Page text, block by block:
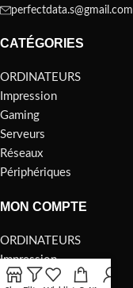
perfectdata.s@gmail.com
CATÉGORIES
ORDINATEURS
Impression
Gaming
Serveurs
Réseaux
Périphériques
MON COMPTE
ORDINATEURS
Impression
Gaming